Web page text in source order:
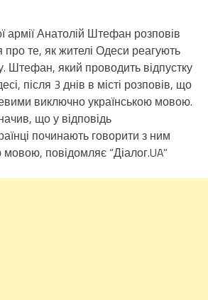
армії Анатолій Штефан розповів
те, як жителі Одеси реагують
Штефан, який проводить відпустку
після 3 днів в місті розповів, що
виключно українською мовою.
що у відповідь
починають говорити з ним
повідомляє “Діалог.UA”